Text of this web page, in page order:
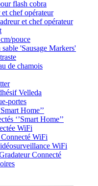
flash cobra
chef opérateur
et chef opérateur
pouce
'Sausage Markers'
de chamois
Velleda
portes
Home’’
‘’Smart Home’’
WiFi
WiFi
WiFi
Connecté